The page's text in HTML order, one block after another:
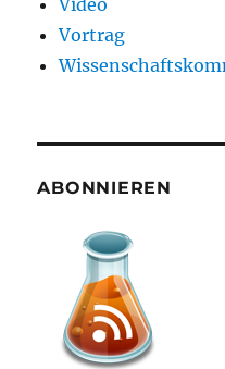
Vortrag
ABONNIEREN